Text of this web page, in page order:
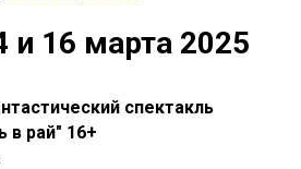
и 16 марта 2025
спектакль
в рай" 16+